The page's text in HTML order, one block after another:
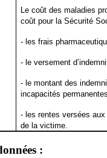
Le coût des maladies
coût pour la Sécurité
- les frais
- le versement
- le montant des
incapacités permanentes
- les rentes versées
de la victime.
: